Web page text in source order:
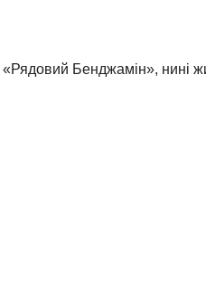
Бенджамін», нині